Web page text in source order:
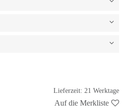
Lieferzeit: 21 Werktage
Auf die Merkliste